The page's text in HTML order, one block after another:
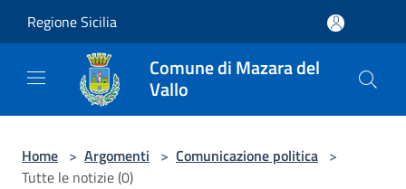
Regione Sicilia
Comune di Mazara del
Vallo
Home > Argomenti > Comunicazione politica >
Tutte le notizie (0)